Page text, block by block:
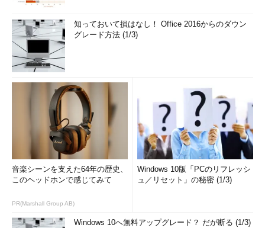
知っておいて損はなし！ Office 2016からのダウン
グレード方法 (1/3)
音楽シーンを支えた64年の歴史、
このヘッドホンで感じてみて
PR(Marshall Group AB)
Windows 10版「PCのリフレッシ
ュ／リセット」の秘密 (1/3)
Windows 10へ無料アップグレード？ だが断る (1/3)